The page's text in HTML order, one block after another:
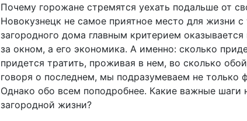
Почему горожане стремятся уехать подальше от
Новокузнецк не самое приятное место для жизни
загородного дома главным критерием
за окном, а его экономика. А именно: сколько
придется тратить, проживая в нем, во сколько
говоря о последнем, мы подразумеваем не только
Однако обо всем поподробнее. Какие важные шаги
загородной жизни?